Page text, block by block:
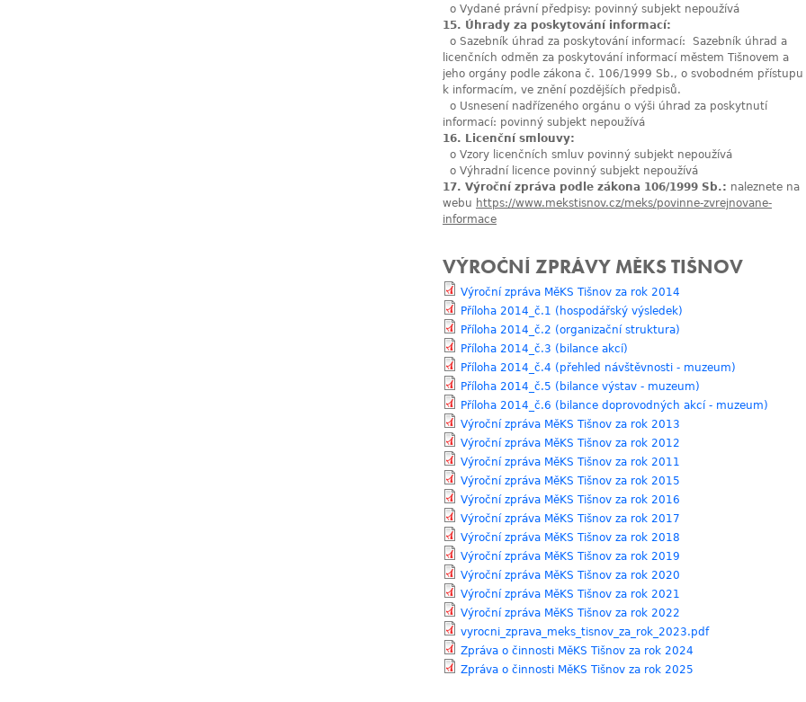
o Vydané právní předpisy: povinný subjekt nepoužívá
15. Úhrady za poskytování informací:
o Sazebník úhrad za poskytování informací: Sazebník úhrad a
licenčních odměn za poskytování informací městem Tišnovem a
jeho orgány podle zákona č. 106/1999 Sb., o svobodném přístupu
k informacím, ve znění pozdějších předpisů.
o Usnesení nadřízeného orgánu o výši úhrad za poskytnutí
informací: povinný subjekt nepoužívá
16. Licenční smlouvy:
o Vzory licenčních smluv povinný subjekt nepoužívá
o Výhradní licence povinný subjekt nepoužívá
17. Výroční zpráva podle zákona 106/1999 Sb.: naleznete na
webu https://www.mekstisnov.cz/meks/povinne-zvrejnovane-
informace
VÝROČNÍ ZPRÁVY MĚKS TIŠNOV
Výroční zpráva MěKS Tišnov za rok 2014
Příloha 2014_č.1 (hospodářský výsledek)
Příloha 2014_č.2 (organizační struktura)
Příloha 2014_č.3 (bilance akcí)
Příloha 2014_č.4 (přehled návštěvnosti - muzeum)
Příloha 2014_č.5 (bilance výstav - muzeum)
Příloha 2014_č.6 (bilance doprovodných akcí - muzeum)
Výroční zpráva MěKS Tišnov za rok 2013
Výroční zpráva MěKS Tišnov za rok 2012
Výroční zpráva MěKS Tišnov za rok 2011
Výroční zpráva MěKS Tišnov za rok 2015
Výroční zpráva MěKS Tišnov za rok 2016
Výroční zpráva MěKS Tišnov za rok 2017
Výroční zpráva MěKS Tišnov za rok 2018
Výroční zpráva MěKS Tišnov za rok 2019
Výroční zpráva MěKS Tišnov za rok 2020
Výroční zpráva MěKS Tišnov za rok 2021
Výroční zpráva MěKS Tišnov za rok 2022
vyrocni_zprava_meks_tisnov_za_rok_2023.pdf
Zpráva o činnosti MěKS Tišnov za rok 2024
Zpráva o činnosti MěKS Tišnov za rok 2025